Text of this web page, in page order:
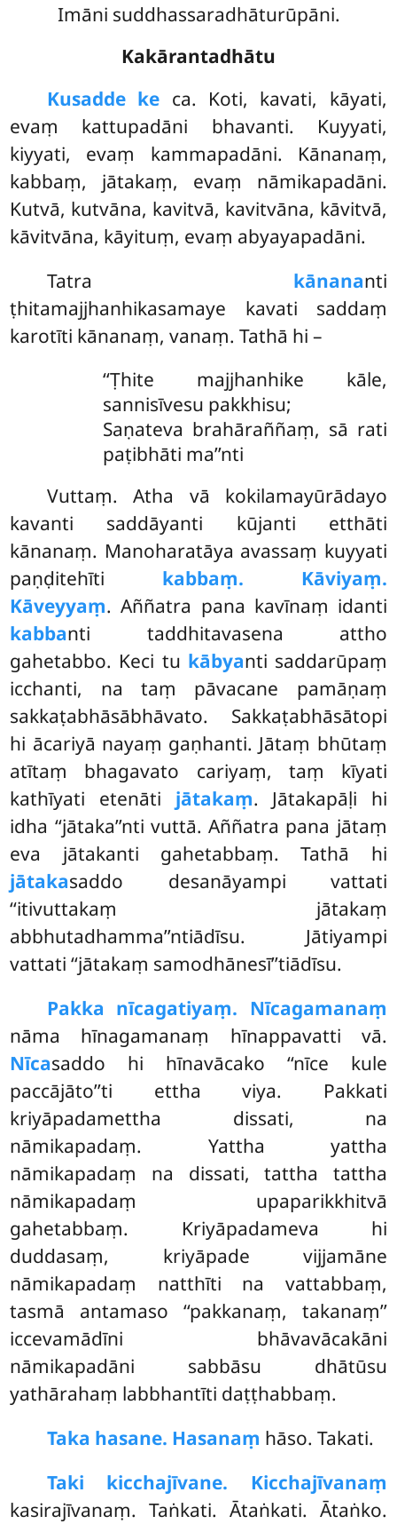
Imāni suddhassaradhāturūpāni.
Kakārantadhātu
Kusadde ke ca. Koti, kavati, kāyati,
evaṃ kattupadāni bhavanti. Kuyyati,
kiyyati, evaṃ kammapadāni. Kānanaṃ,
kabbaṃ, jātakaṃ, evaṃ nāmikapadāni.
Kutvā, kutvāna, kavitvā, kavitvāna, kāvitvā,
kāvitvāna, kāyituṃ, evaṃ abyayapadāni.
Tatra kānananti
ṭhitamajjhanhikasamaye kavati saddaṃ
karotīti kānanaṃ, vanaṃ. Tathā hi –
‘‘Ṭhite majjhanhike kāle,
sannisīvesu pakkhisu;
Saṇateva brahāraññaṃ, sā rati
paṭibhāti ma’’nti
Vuttaṃ. Atha vā kokilamayūrādayo
kavanti saddāyanti kūjanti etthāti
kānanaṃ. Manoharatāya avassaṃ kuyyati
paṇḍitehīti kabbaṃ. Kāviyaṃ.
Kāveyyaṃ. Aññatra pana kavīnaṃ idanti
kabbanti taddhitavasena attho
gahetabbo. Keci tu kābyanti saddarūpaṃ
icchanti, na taṃ pāvacane pamāṇaṃ
sakkaṭabhāsābhāvato. Sakkaṭabhāsātopi
hi ācariyā nayaṃ gaṇhanti. Jātaṃ bhūtaṃ
atītaṃ bhagavato cariyaṃ, taṃ kīyati
kathīyati etenāti jātakaṃ. Jātakapāḷi hi
idha ‘‘jātaka’’nti vuttā. Aññatra pana jātaṃ
eva jātakanti gahetabbaṃ. Tathā hi
jātakasaddo desanāyampi vattati
‘‘itivuttakaṃ jātakaṃ
abbhutadhamma’’ntiādīsu. Jātiyampi
vattati ‘‘jātakaṃ samodhānesī’’tiādīsu.
Pakka nīcagatiyaṃ. Nīcagamanaṃ
nāma hīnagamanaṃ hīnappavatti vā.
Nīcasaddo hi hīnavācako ‘‘nīce kule
paccājāto’’ti ettha viya. Pakkati
kriyāpadamettha dissati, na
nāmikapadaṃ. Yattha yattha
nāmikapadaṃ na dissati, tattha tattha
nāmikapadaṃ upaparikkhitvā
gahetabbaṃ. Kriyāpadameva hi
duddasaṃ, kriyāpade vijjamāne
nāmikapadaṃ natthīti na vattabbaṃ,
tasmā antamaso ‘‘pakkanaṃ, takanaṃ’’
iccevamādīni bhāvavācakāni
nāmikapadāni sabbāsu dhātūsu
yathārahaṃ labbhantīti daṭṭhabbaṃ.
Taka hasane. Hasanaṃ hāso. Takati.
Taki kicchajīvane. Kicchajīvanaṃ
kasirajīvanaṃ. Taṅkati. Ātaṅkati. Ātaṅko.